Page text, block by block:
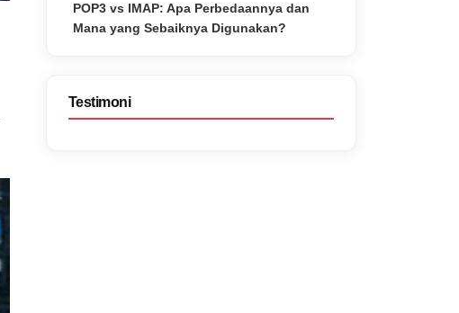
POP3 vs IMAP: Apa Perbedaannya dan
Mana yang Sebaiknya Digunakan?
Testimoni